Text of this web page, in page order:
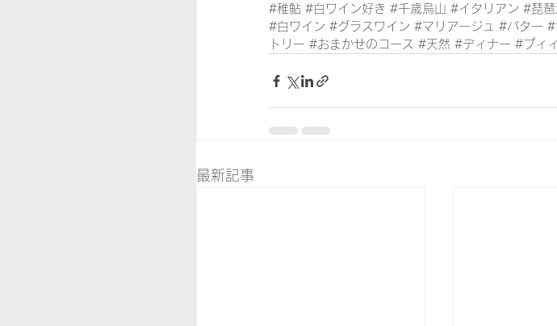
#稚鮎 #白ワイン好き #千歳烏山 #イタリアン #琵琶
#白ワイン #グラスワイン #マリアージュ #バター #
トリー #おまかせのコース #天然 #ディナー #プィ
最新記事